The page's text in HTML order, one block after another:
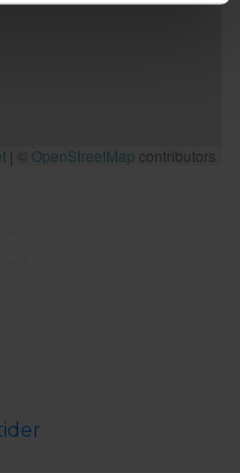
OpenStreetMap contributors